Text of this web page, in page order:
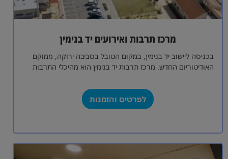
מרכז תרבות ואירועים יד בנימין
בכניסה ליישוב יד בנימין, במקום הטובל בסביבה ירוקה, ממוקם
האודיטוריום החדש. מרכז תרבות יד בנימין הוא מהיכלי התרבות
לפרטים והזמנות